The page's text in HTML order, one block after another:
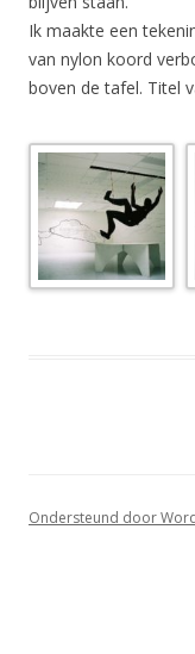
Ik maakte een
van nylon koord
boven de tafel. Titel
Ondersteund door